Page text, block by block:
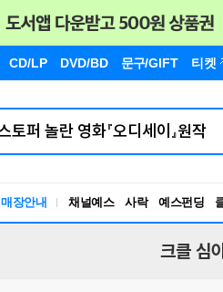
CD/LP DVD/BD 문구/GIFT 티켓
매장안내 채널예스 사락 예스펀딩
크클 심